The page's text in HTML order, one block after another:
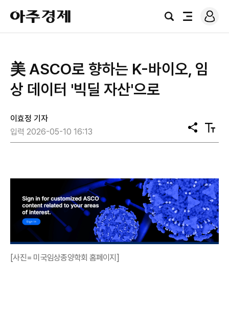
아
주
경
검
전
로
그
美 ASCO로 향하는 K-바이오, 임
상 데이터 '빅딜 자산'으로
이효정 기자
입력 2026-05-10 16:13
공
유
텍
스
[사진= 미국임상종양학회 홈페이지]